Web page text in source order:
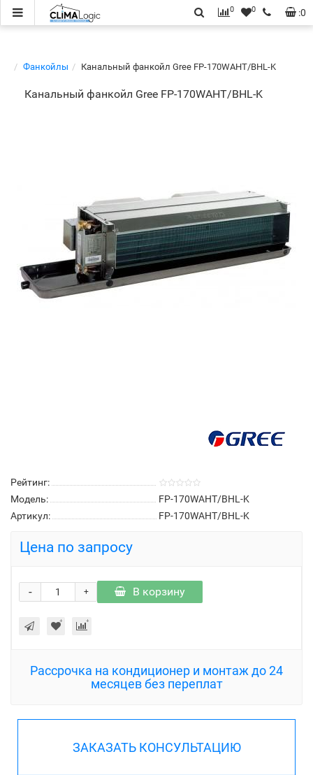
:0
0 0
Фанкойлы Канальный фанкойл Gree FP-170WAHT/BHL-K
Канальный фанкойл Gree FP-170WAHT/BHL-K
Рейтинг:
Модель:
FP-170WAHT/BHL-K
Артикул:
FP-170WAHT/BHL-K
Цена по запросу
+
- В корзину
Рассрочка на кондиционер и монтаж до 24
месяцев без переплат
ЗАКАЗАТЬ КОНСУЛЬТАЦИЮ